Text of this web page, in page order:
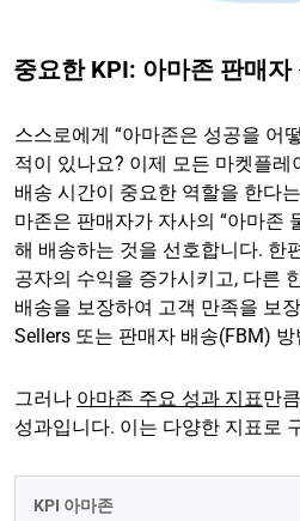
중요한 KPI: 아마존 판매자
스스로에게 “아마존은 성공을 어
적이 있나요? 이제 모든 마켓플
배송 시간이 중요한 역할을 한다
마존은 판매자가 자사의 “아마존
해 배송하는 것을 선호합니다. 한
공자의 수익을 증가시키고, 다른
배송을 보장하여 고객 만족을 보
Sellers 또는 판매자 배송(FBM)
그러나 아마존 주요 성과 지표만
성과입니다. 이는 다양한 지표로
KPI 아마존